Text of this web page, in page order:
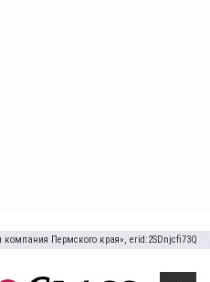
Пермского края», erid:2SDnjcfi73Q